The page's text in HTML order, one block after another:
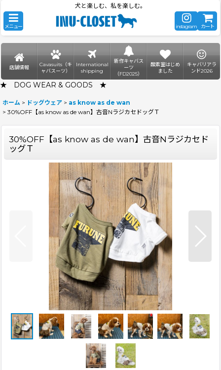
犬と楽しむ、私を楽しむ。
メニュー instagram カート
店舗情報
Cavasuits（キ
ャバスーツ）
International
shipping
新作キャバス
ーツ
（FD2025）
酸素室はじめ
ました
キャバリアラ
ンド2026
★ DOG WEAR & GOODS ★
ホーム > ドッグウェア > as know as de wan
> 30%OFF【as know as de wan】古音NラジカセドッグＴ
30%OFF【as know as de wan】古音Nラジカセド
ッグＴ